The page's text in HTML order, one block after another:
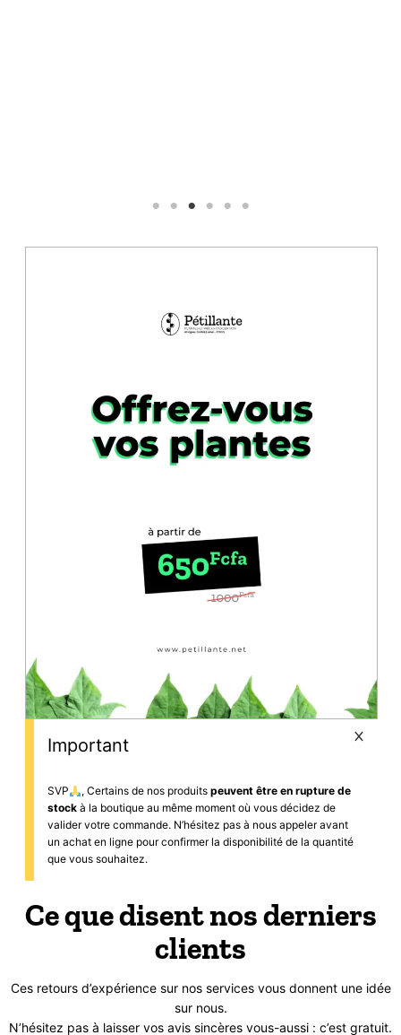
Important
SVP , Certains de nos produits peuvent être en rupture de
stock à la boutique au même moment où vous décidez de
valider votre commande. N’hésitez pas à nous appeler avant
un achat en ligne pour confirmer la disponibilité de la quantité
que vous souhaitez.
Ce que disent nos derniers
clients
Ces retours d’expérience sur nos services vous donnent une idée
sur nous.
N’hésitez pas à laisser vos avis sincères vous-aussi : c’est gratuit.